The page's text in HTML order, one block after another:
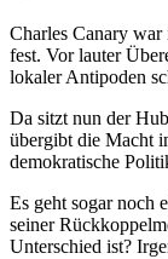
Charles Canary
fest. Vor lauter
lokaler Antipoden
Da sitzt nun der
übergibt die Macht
demokratische
Es geht sogar noch
seiner
Unterschied ist?